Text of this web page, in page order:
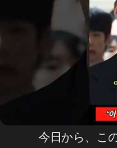
今日から、こ